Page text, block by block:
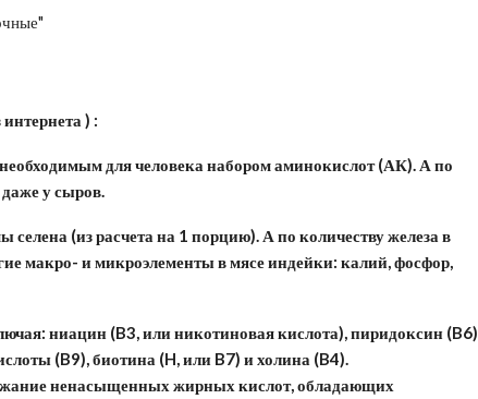
) :
для человека набором аминокислот (АК). А по
у сыров.
(из расчета на 1 порцию). А по количеству железа в
макро- и микроэлементы в мясе индейки: калий, фосфор,
ниацин (B3, или никотиновая кислота), пиридоксин (B6)
(B9), биотина (H, или B7) и холина (B4).
ненасыщенных жирных кислот, обладающих